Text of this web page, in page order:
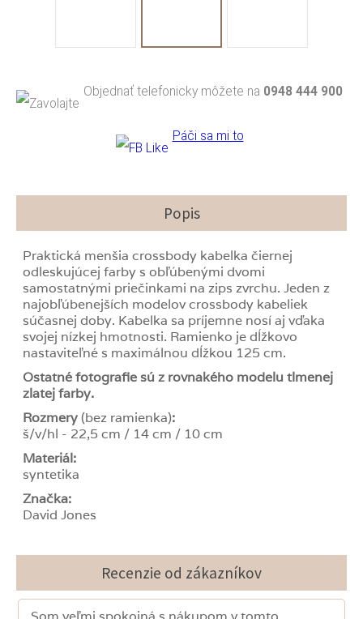
Objednať telefonicky môžete na 0948 444 900
Páči sa mi to
Popis
Praktická menšia crossbody kabelka čiernej
odleskujúcej farby s obľúbenými dvomi
samostatnými priečinkami na zips zvrchu. Jeden z
najobľúbenejších modelov crossbody kabeliek
súčasnej doby. Kabelka sa príjemne nosí aj vďaka
svojej nízkej hmotnosti. Ramienko je dĺžkovo
nastaviteľné s maximálnou dĺžkou 125 cm.
Ostatné fotografie sú z rovnakého modelu tlmenej
zlatej farby.
Rozmery (bez ramienka):
š/v/hl - 22,5 cm / 14 cm / 10 cm
Materiál:
syntetika
Značka:
David Jones
Recenzie od zákazníkov
Som veľmi spokojná s nákupom v tomto